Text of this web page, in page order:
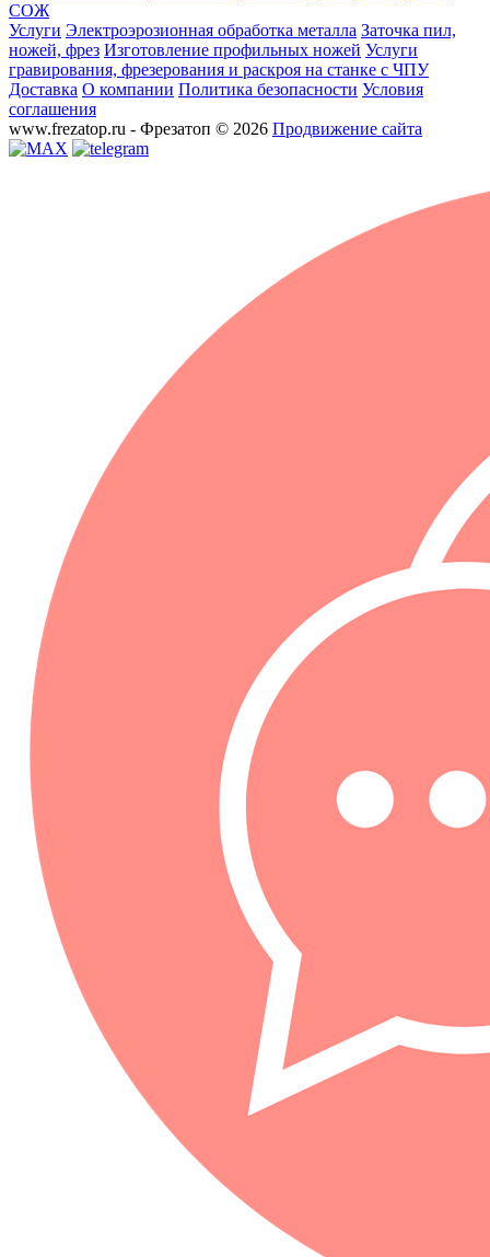
СОЖ
Услуги Электроэрозионная обработка металла Заточка пил,
ножей, фрез Изготовление профильных ножей Услуги
гравирования, фрезерования и раскроя на станке с ЧПУ
Доставка О компании Политика безопасности Условия
соглашения
www.frezatop.ru - Фрезатоп © 2026 Продвижение сайта